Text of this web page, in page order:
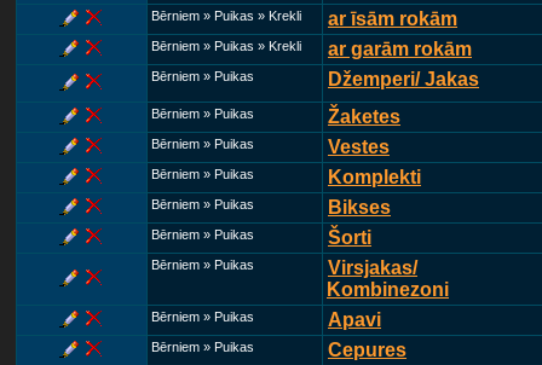
Bērniem » Puikas » Krekli ar īsām rokām
Bērniem » Puikas » Krekli ar garām rokām
Bērniem » Puikas Džemperi/ Jakas
Bērniem » Puikas Žaketes
Bērniem » Puikas Vestes
Bērniem » Puikas Komplekti
Bērniem » Puikas Bikses
Bērniem » Puikas Šorti
Bērniem » Puikas
Virsjakas/
Kombinezoni
Bērniem » Puikas Apavi
Bērniem » Puikas Cepures